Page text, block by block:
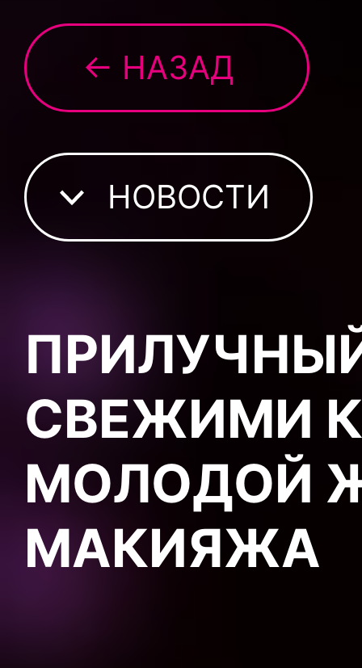
← НАЗАД
НОВОСТИ
СВЕЖИМИ
МОЛОДОЙ
МАКИЯЖА